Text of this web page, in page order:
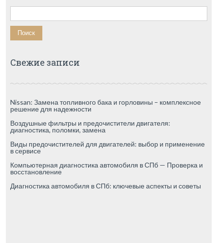
Найти:
Свежие записи
Nissan: Замена топливного бака и горловины – комплексное
решение для надежности
Воздушные фильтры и предочистители двигателя:
диагностика, поломки, замена
Виды предочистителей для двигателей: выбор и применение
в сервисе
Компьютерная диагностика автомобиля в СПб — Проверка и
восстановление
Диагностика автомобиля в СПб: ключевые аспекты и советы